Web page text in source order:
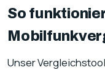
So
Unser